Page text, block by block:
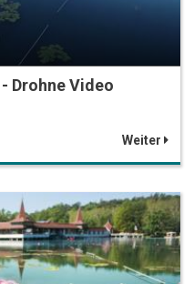
Drohne Video
Weiter